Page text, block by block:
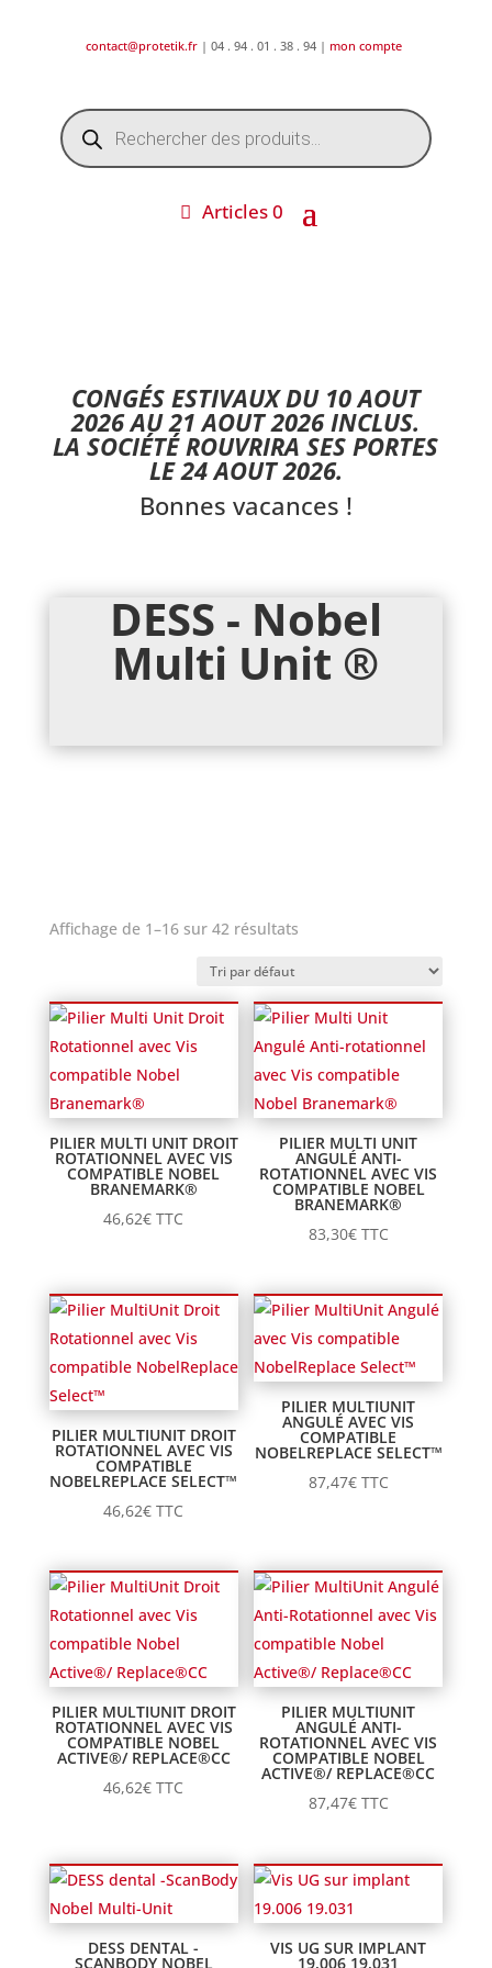
contact@protetik.fr | 04 . 94 . 01 . 38 . 94 | mon compte
Recherche
de
produits
Articles 0
CONGÉS ESTIVAUX DU 10 AOUT
2026 AU 21 AOUT 2026 INCLUS.
LA SOCIÉTÉ ROUVRIRA SES PORTES
LE 24 AOUT 2026.
Bonnes vacances !
DESS - Nobel
Multi Unit ®
Affichage de 1–16 sur 42 résultats
PILIER MULTI UNIT DROIT
ROTATIONNEL AVEC VIS
COMPATIBLE NOBEL
BRANEMARK®
46,62€ TTC
PILIER MULTI UNIT
ANGULÉ ANTI-
ROTATIONNEL AVEC VIS
COMPATIBLE NOBEL
BRANEMARK®
83,30€ TTC
PILIER MULTIUNIT DROIT
ROTATIONNEL AVEC VIS
COMPATIBLE
NOBELREPLACE SELECT™
46,62€ TTC
PILIER MULTIUNIT
ANGULÉ AVEC VIS
COMPATIBLE
NOBELREPLACE SELECT™
87,47€ TTC
PILIER MULTIUNIT DROIT
ROTATIONNEL AVEC VIS
COMPATIBLE NOBEL
ACTIVE®/ REPLACE®CC
46,62€ TTC
PILIER MULTIUNIT
ANGULÉ ANTI-
ROTATIONNEL AVEC VIS
COMPATIBLE NOBEL
ACTIVE®/ REPLACE®CC
87,47€ TTC
DESS DENTAL -
SCANBODY NOBEL
VIS UG SUR IMPLANT
19.006 19.031